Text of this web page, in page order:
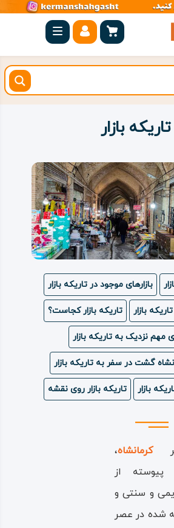
تاریکه بازار
بازارهای موجود در تاریکه بازار
بازار تاریکه بازار کجاست؟
مهم نزدیک به تاریکه بازار
گشت در سفر به تاریکه بازار
بازار تاریکه بازار روی نقشه
کرمانشاه،
از
و سنتی و
شده در عصر